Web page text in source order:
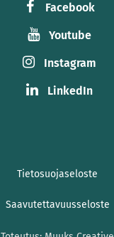
Facebook
Youtube
Instagram
LinkedIn
Tietosuojaseloste
Saavutettavuusseloste